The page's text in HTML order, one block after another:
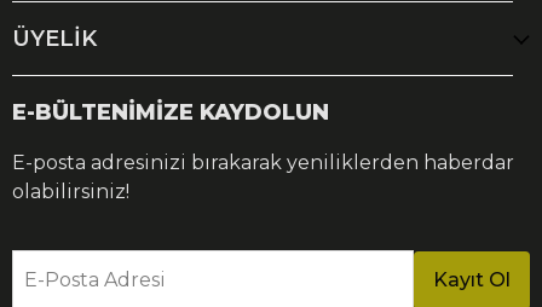
ÜYELİK
E-BÜLTENİMİZE KAYDOLUN
E-posta adresinizi bırakarak yeniliklerden haberdar
olabilirsiniz!
E-Posta Adresi Kayıt Ol